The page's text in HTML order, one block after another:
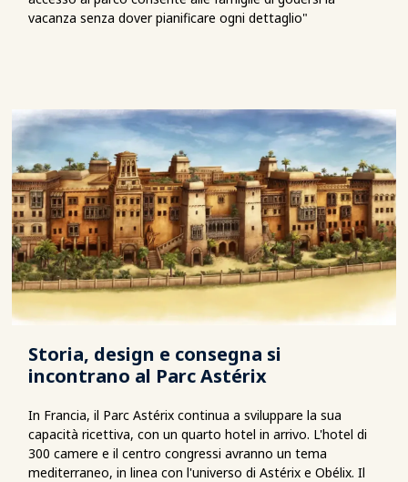
vacanza senza dover pianificare ogni dettaglio"
Storia, design e consegna si
incontrano al Parc Astérix
In Francia, il Parc Astérix continua a sviluppare la sua
capacità ricettiva, con un quarto hotel in arrivo. L'hotel di
300 camere e il centro congressi avranno un tema
mediterraneo, in linea con l'universo di Astérix e Obélix. Il